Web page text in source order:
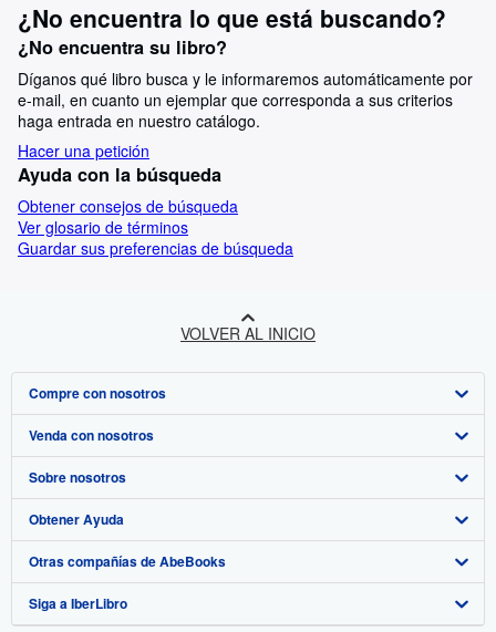
¿No encuentra lo que está buscando?
¿No encuentra su libro?
Díganos qué libro busca y le informaremos automáticamente por
e-mail, en cuanto un ejemplar que corresponda a sus criterios
haga entrada en nuestro catálogo.
Hacer una petición
Ayuda con la búsqueda
Obtener consejos de búsqueda
Ver glosario de términos
Guardar sus preferencias de búsqueda
VOLVER AL INICIO
Compre con nosotros
Búsqueda avanzada
Colecciones
Mi cuenta
Mis pedidos
Ver carrito
Venda con nosotros
Comenzar a vender
Únase a nuestro programa de afiliados
Recomiende un vendedor
Sobre nosotros
Sobre IberLibro
Medios
Empleo
Obtener Ayuda
Preguntas frecuentes y guías
Atención al Cliente
Otras compañías de AbeBooks
AbeBooks.com
Siga a IberLibro